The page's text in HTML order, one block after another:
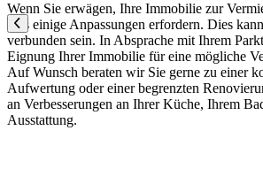
Wenn Sie erwägen, Ihre Immobilie zur
dies einige Anpassungen erfordern. Dies
verbunden sein. In Absprache mit Ihrem
Eignung Ihrer Immobilie für eine mögliche
Auf Wunsch beraten wir Sie gerne zu einer
Aufwertung oder einer begrenzten
an Verbesserungen an Ihrer Küche, Ihrem
Ausstattung.